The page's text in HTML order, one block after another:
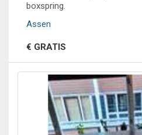
boxspring.
Assen
€ GRATIS